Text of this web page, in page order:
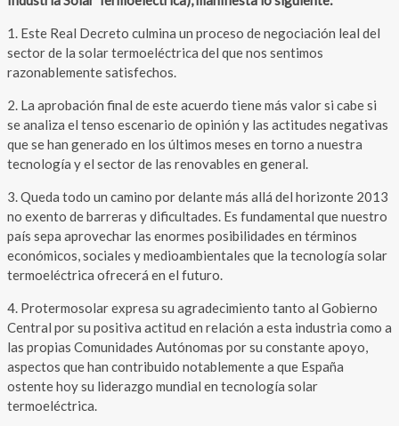
1. Este Real Decreto culmina un proceso de negociación leal del
sector de la solar termoeléctrica del que nos sentimos
razonablemente satisfechos.
2. La aprobación final de este acuerdo tiene más valor si cabe si
se analiza el tenso escenario de opinión y las actitudes negativas
que se han generado en los últimos meses en torno a nuestra
tecnología y el sector de las renovables en general.
3. Queda todo un camino por delante más allá del horizonte 2013
no exento de barreras y dificultades. Es fundamental que nuestro
país sepa aprovechar las enormes posibilidades en términos
económicos, sociales y medioambientales que la tecnología solar
termoeléctrica ofrecerá en el futuro.
4. Protermosolar expresa su agradecimiento tanto al Gobierno
Central por su positiva actitud en relación a esta industria como a
las propias Comunidades Autónomas por su constante apoyo,
aspectos que han contribuido notablemente a que España
ostente hoy su liderazgo mundial en tecnología solar
termoeléctrica.